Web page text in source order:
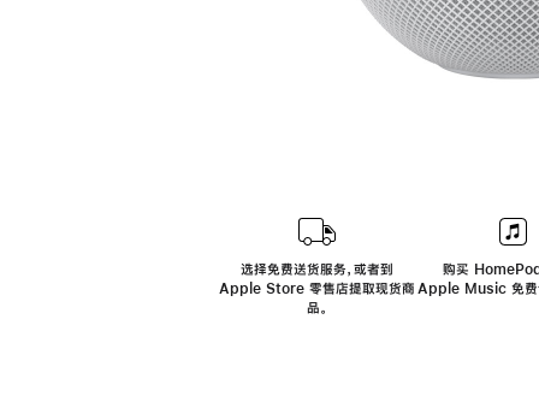
选择免费送货服务，或者到
Apple Store 零售店提取现货商
品。
购买
Apple Music 免费